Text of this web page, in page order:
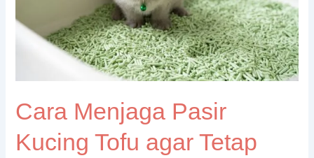
Cara Menjaga Pasir
Kucing Tofu agar Tetap
dan
Awet